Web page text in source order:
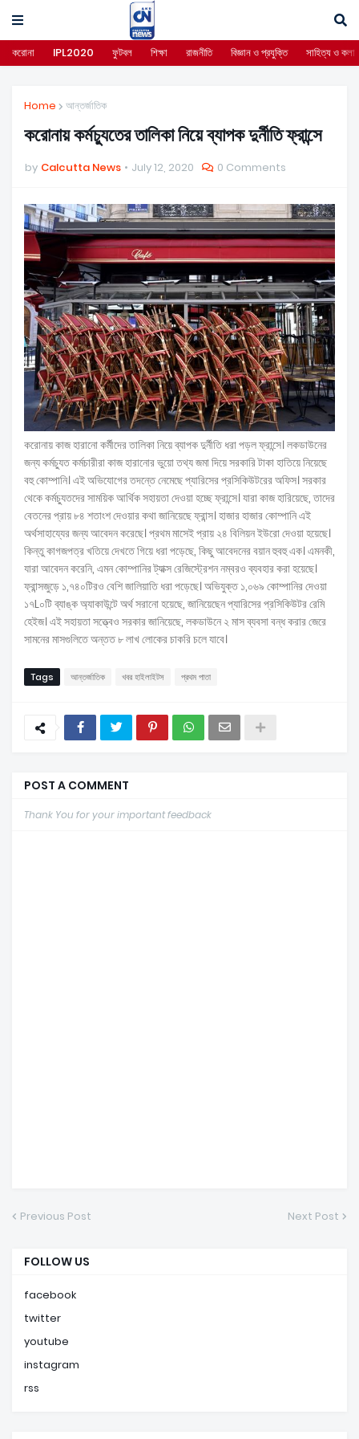
করোনা IPL2020 ফুটবল শিক্ষা রাজনীতি বিজ্ঞান ও প্রযুক্তি সাহিত্য ও কলা
Home আন্তর্জাতিক
করোনায় কর্মচ্যুতের তালিকা নিয়ে ব্যাপক দুর্নীতি ফ্রান্সে
by Calcutta News July 12, 2020 0 Comments
করোনায় কাজ হারানো কর্মীদের তালিকা নিয়ে ব্যাপক দুর্নীতি ধরা পড়ল ফ্রান্সে। লকডাউনের
জন্য কর্মচ্যুত কর্মচারীরা কাজ হারানোর ভুয়ো তথ্য জমা দিয়ে সরকারি টাকা হাতিয়ে নিয়েছে
বহু কোম্পানি। এই অভিযোগের তদন্তে নেমেছে প্যারিসের প্রসিকিউটরের অফিস। সরকার
থেকে কর্মচ্যুতদের সাময়িক আর্থিক সহায়তা দেওয়া হচ্ছে ফ্রান্সে। যারা কাজ হারিয়েছে, তাদের
বেতনের প্রায় ৮৪ শতাংশ দেওয়ার কথা জানিয়েছে ফ্রান্স। হাজার হাজার কোম্পানি এই
অর্থসাহায্যের জন্য আবেদন করেছে। প্রথম মাসেই প্রায় ২৪ বিলিয়ন ইউরো দেওয়া হয়েছে।
কিন্তু কাগজপত্র খতিয়ে দেখতে গিয়ে ধরা পড়েছে, কিছু আবেদনের বয়ান হুবহু এক। এমনকী,
যারা আবেদন করেনি, এমন কোম্পানির ট্যাক্স রেজিস্ট্রেশন নম্বরও ব্যবহার করা হয়েছে।
ফ্রান্সজুড়ে ১,৭৪০টিরও বেশি জালিয়াতি ধরা পড়েছে। অভিযুক্ত ১,০৬৯ কোম্পানির দেওয়া
১৭L০টি ব্যাঙ্ক অ্যাকাউন্টে অর্থ সরানো হয়েছে, জানিয়েছেন প্যারিসের প্রসিকিউটর রেমি
হেইজ। এই সহায়তা সত্ত্বেও সরকার জানিয়েছে, লকডাউনে ২ মাস ব্যবসা বন্ধ করার জেরে
সামনের মাসগুলিতে অন্তত ৮ লাখ লোকের চাকরি চলে যাবে।
Tags আন্তর্জাতিক খবর হাইলাইটস প্রথম পাতা
POST A COMMENT
Thank You for your important feedback
Previous Post Next Post
FOLLOW US
facebook
twitter
youtube
instagram
rss